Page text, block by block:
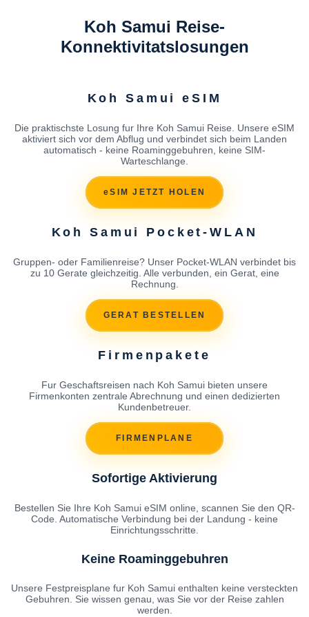
Koh Samui Reise-
Konnektivitatslosungen
Koh Samui eSIM
Die praktischste Losung fur Ihre Koh Samui Reise. Unsere eSIM
aktiviert sich vor dem Abflug und verbindet sich beim Landen
automatisch - keine Roaminggebuhren, keine SIM-
Warteschlange.
eSIM JETZT HOLEN
Koh Samui Pocket-WLAN
Gruppen- oder Familienreise? Unser Pocket-WLAN verbindet bis
zu 10 Gerate gleichzeitig. Alle verbunden, ein Gerat, eine
Rechnung.
GERAT BESTELLEN
Firmenpakete
Fur Geschaftsreisen nach Koh Samui bieten unsere
Firmenkonten zentrale Abrechnung und einen dedizierten
Kundenbetreuer.
FIRMENPLANE
Sofortige Aktivierung
Bestellen Sie Ihre Koh Samui eSIM online, scannen Sie den QR-
Code. Automatische Verbindung bei der Landung - keine
Einrichtungsschritte.
Keine Roaminggebuhren
Unsere Festpreisplane fur Koh Samui enthalten keine versteckten
Gebuhren. Sie wissen genau, was Sie vor der Reise zahlen
werden.